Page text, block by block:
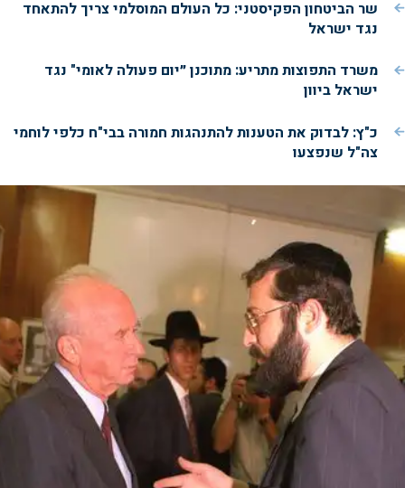
שר הביטחון הפקיסטני: כל העולם המוסלמי צריך להתאחד
נגד ישראל
משרד התפוצות מתריע: מתוכנן ״יום פעולה לאומי" נגד
ישראל ביוון
כ"ץ: לבדוק את הטענות להתנהגות חמורה בבי"ח כלפי לוחמי
צה"ל שנפצעו